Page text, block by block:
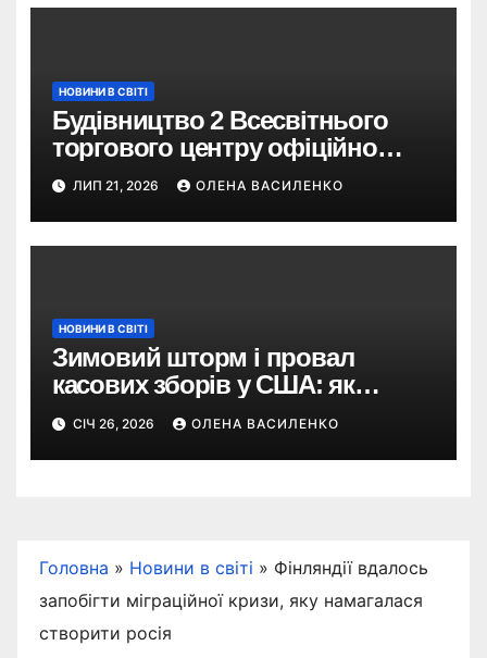
НОВИНИ В СВІТІ
Будівництво 2 Всесвітнього
торгового центру офіційно
розпочалося: 373 метри
ЛИП 21, 2026 ОЛЕНА ВАСИЛЕНКО
НОВИНИ В СВІТІ
Зимовий шторм і провал
касових зборів у США: як
негода змінила бокс-офіс
вікенду
СІЧ 26, 2026 ОЛЕНА ВАСИЛЕНКО
Головна » Новини в світі » Фінляндії вдалось
запобігти міграційної кризи, яку намагалася
створити росія